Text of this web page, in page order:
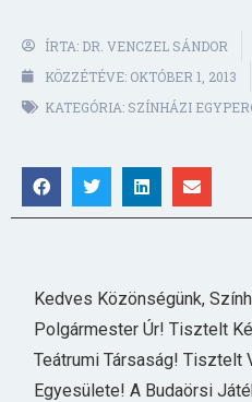
ÍRTA: DR. VENCZEL SÁNDOR
KÖZZÉTÉVE: OKTÓBER 1, 2013
KATEGÓRIA: SZÍNHÁZI
Kedves Közönségünk,
Polgármester Úr! Tisztelt
Teátrumi Társaság! Tisztelt
Egyesülete! A Budaörsi